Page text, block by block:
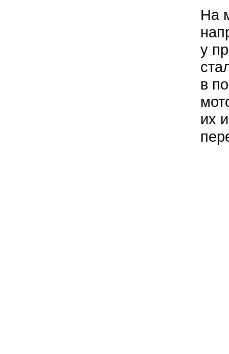
На
у
в
их